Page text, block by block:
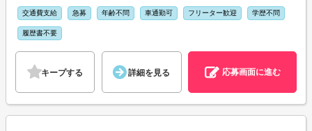
交通費支給 急募 年齢不問 車通勤可 フリーター歓迎 学歴不問
履歴書不要
キープする 詳細を見る 応募画面に進む